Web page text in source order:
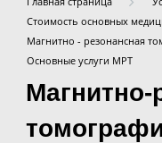
Стоимость основных
Магнитно - резонансная
Основные услуги МРТ
Магнитно-